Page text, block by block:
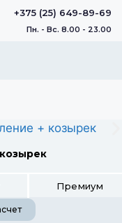
+375 (25) 649-89-69
Пн. - Вс. 8.00 - 23.00
Премиум